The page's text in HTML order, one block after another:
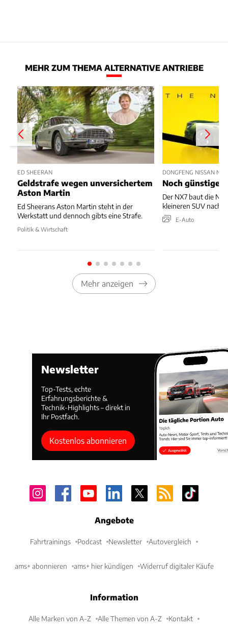
MEHR ZUM THEMA ALTERNATIVE ANTRIEBE
ED SHEERAN
Geldstrafe wegen unversichertem
Aston Martin
Ed Sheerans Aston Martin steht in der
Werkstatt und dennoch gibts eine Strafe.
Politik & Wirtschaft
DONGFENG NISSAN NX7
Noch günstiger
Der NX7 baut die N-
kleineren SUV nach
E-Auto
Mehr anzeigen
Newsletter
Top-Tests, echte
Erfahrungsberichte &
Technik-Highlights – direkt in
Ihr Postfach.
Kostenlos abonnieren
Angebote
Fahrtrainings Podcast Newsletter Autovergleich
ams+ abonnieren ams+ hier kündigen Widerruf digitaler Käufe
Information
Alle Marken von A-Z Alle Themen von A-Z Kontakt